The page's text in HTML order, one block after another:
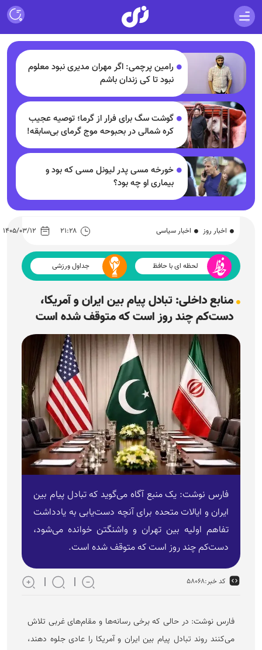
رامین پرچمی: اگر مهران مدیری نبود معلوم
نبود تا کی زندان باشم
گوشت سگ برای فرار از گرما؛ توصیه عجیب
کره شمالی در بحبوحه موج گرمای بی‌سابقه!
خورخه مسی پدر لیونل مسی که بود و
بیماری او چه بود؟
اخبار روز اخبار سیاسی ۲۱:۲۸ ۱۴۰۵/۰۳/۱۲
لحظه ای با حافظ جداول ورزشی
منابع داخلی: تبادل پیام بین ایران و آمریکا،
دست‌کم چند روز است که متوقف شده است
فارس نوشت: یک منبع آگاه می‌گوید که تبادل پیام بین
ایران و ایالات متحده برای آنچه دست‌یابی به یادداشت
تفاهم اولیه بین تهران و واشنگتن خوانده می‌شود،
دست‌کم چند روز است که متوقف شده است.
کد خبر:۵۸۰۶۸
فارس نوشت: در حالی که برخی رسانه‌ها و مقام‌های غربی تلاش
می‌کنند روند تبادل پیام بین ایران و آمریکا را عادی جلوه دهند،